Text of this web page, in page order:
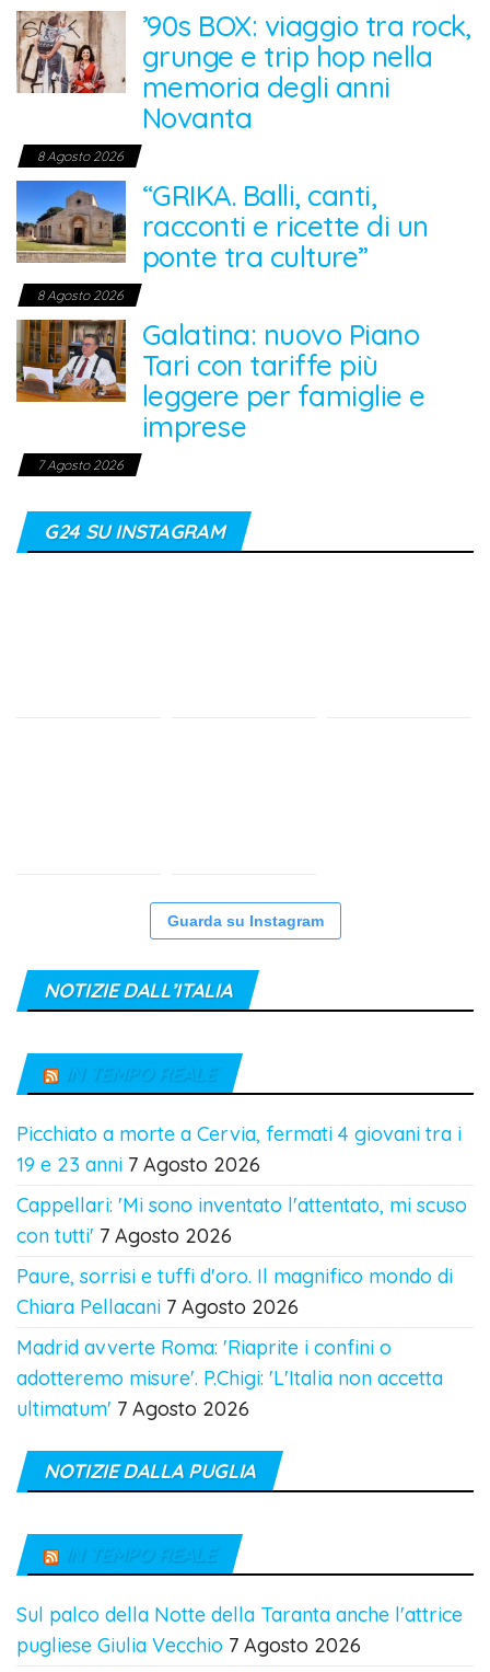
’90s BOX: viaggio tra rock,
grunge e trip hop nella
memoria degli anni
Novanta
8 Agosto 2026
“GRIKA. Balli, canti,
racconti e ricette di un
ponte tra culture”
8 Agosto 2026
Galatina: nuovo Piano
Tari con tariffe più
leggere per famiglie e
imprese
7 Agosto 2026
G24 SU INSTAGRAM
Guarda su Instagram
NOTIZIE DALL’ITALIA
IN TEMPO REALE
Picchiato a morte a Cervia, fermati 4 giovani tra i
19 e 23 anni 7 Agosto 2026
Cappellari: 'Mi sono inventato l'attentato, mi scuso
con tutti' 7 Agosto 2026
Paure, sorrisi e tuffi d'oro. Il magnifico mondo di
Chiara Pellacani 7 Agosto 2026
Madrid avverte Roma: 'Riaprite i confini o
adotteremo misure'. P.Chigi: 'L'Italia non accetta
ultimatum' 7 Agosto 2026
NOTIZIE DALLA PUGLIA
IN TEMPO REALE
Sul palco della Notte della Taranta anche l'attrice
pugliese Giulia Vecchio 7 Agosto 2026